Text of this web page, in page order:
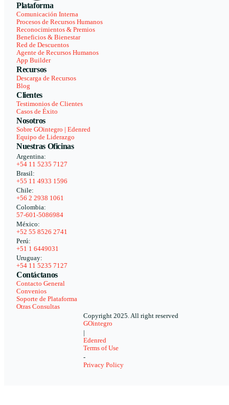
Plataforma
Comunicación Interna
Procesos de Recursos Humanos
Reconocimientos & Premios
Beneficios & Bienestar
Red de Descuentos
Agente de Recursos Humanos
App Builder
Recursos
Descarga de Recursos
Blog
Clientes
Testimonios de Clientes
Casos de Éxito
Nosotros
Sobre GOintegro | Edenred
Equipo de Liderazgo
Nuestras Oficinas
Argentina:
+54 11 5235 7127
Brasil:
+55 11 4933 1596
Chile:
+56 2 2938 1061
Colombia:
57-601-5086984
México:
+52 55 8526 2741
Perú:
+51 1 6449031
Uruguay:
+54 11 5235 7127
Contáctanos
Contacto General
Convenios
Soporte de Plataforma
Otras Consultas
Copyright 2025. All right reserved
GOintegro
|
Edenred
Terms of Use
-
Privacy Policy